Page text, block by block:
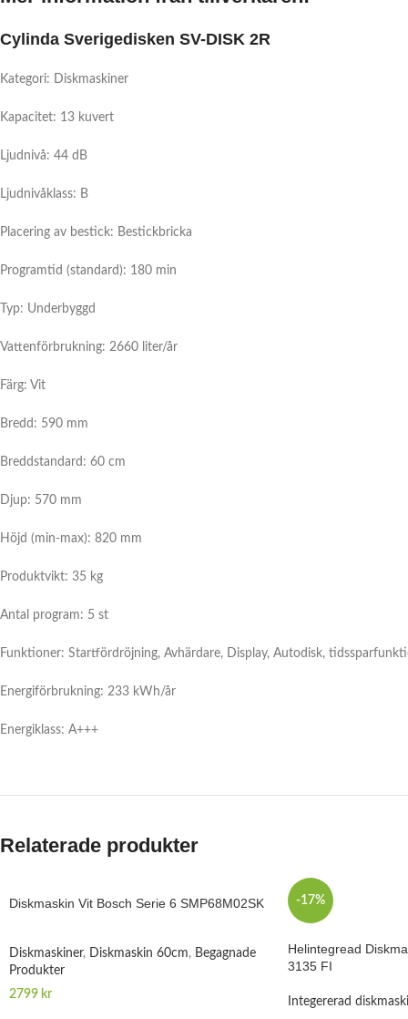
Cylinda Sverigedisken SV-DISK 2R
Kategori: Diskmaskiner
Kapacitet: 13 kuvert
Ljudnivå: 44 dB
Ljudnivåklass: B
Placering av bestick: Bestickbricka
Programtid (standard): 180 min
Typ: Underbyggd
Vattenförbrukning: 2660 liter/år
Färg: Vit
Bredd: 590 mm
Breddstandard: 60 cm
Djup: 570 mm
Höjd (min-max): 820 mm
Produktvikt: 35 kg
Antal program: 5 st
Funktioner: Startfördröjning, Avhärdare, Display, Autodisk,
Energiförbrukning: 233 kWh/år
Energiklass: A+++
Relaterade produkter
Diskmaskin Vit Bosch Serie 6 SMP68M02SK
Diskmaskiner, Diskmaskin 60cm, Begagnade
Produkter
2799 kr
-17%
Helintegread
3135 FI
Integererad